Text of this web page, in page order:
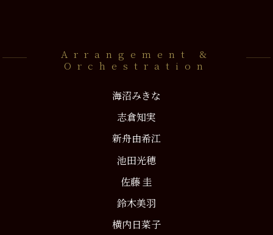
Arrangement &
Orchestration
海沼みきな
志倉知実
新⾈由希江
池⽥光穂
佐藤 圭
鈴⽊美⽻
横内⽇菜⼦